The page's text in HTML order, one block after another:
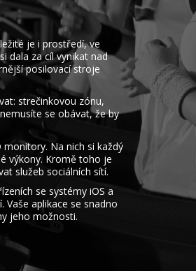
je i prostředí, ve
dala za cíl vynikat nad
posilovací stroje
strečinkovou zónu,
se obávat, že by
monitory. Na nich si každý
výkony. Kromě toho je
služeb sociálních sítí.
se systémy iOS a
aplikace se snadno
jeho možnosti.